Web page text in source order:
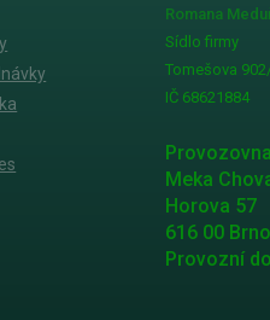
Romana
Sídlo firmy
Tomešova
IČ 68621884
Meka
Horova 57
616 00 Brno
Provozní
So